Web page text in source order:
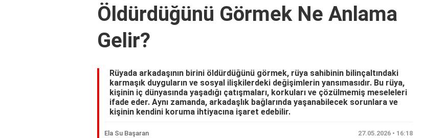
Öldürdüğünü Görmek Ne Anlama
Gelir?
Rüyada arkadaşının birini öldürdüğünü görmek, rüya sahibinin bilinçaltındaki
karmaşık duyguların ve sosyal ilişkilerdeki değişimlerin yansımasıdır. Bu rüya,
kişinin iç dünyasında yaşadığı çatışmaları, korkuları ve çözülmemiş meseleleri
ifade eder. Aynı zamanda, arkadaşlık bağlarında yaşanabilecek sorunlara ve
kişinin kendini koruma ihtiyacına işaret edebilir.
Ela Su Başaran 27.05.2026 • 16:18